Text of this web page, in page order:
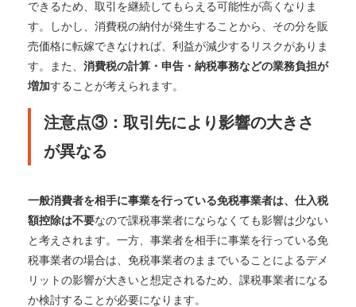
できるため、取引を継続してもらえる可能性が高くなりま
す。
しかし、消費税の納付が発生することから、その分を販
売価格に転嫁できなければ、利益が減少するリスクがありま
す。また、 消費税の計算・申告・納税事務などの業務負担が
増加することが考えられます。
注意点③：取引先により影響の大きさ
が異なる
一般消費者を相手に事業を行っている免税事業者は、仕入税
額控除は不要なので課税事業者にならなくても影響は少ない
と考えされます。 一方、事業者を相手に事業を行っている免
税事業者の場合は、免税事業者のままでいることによるデメ
リットの影響が大きいと想定されるため、課税事業者になる
か検討することが必要になります。